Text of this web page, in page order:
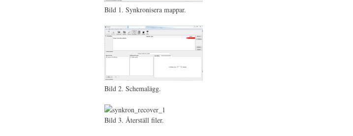
Bild 1. Synkronisera mappar.
Bild 2. Schemalägg.
Bild 3. Återställ filer.